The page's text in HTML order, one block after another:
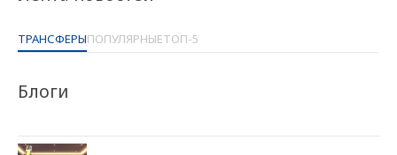
ТРАНСФЕРЫПОПУЛЯРНЫЕТОП-5
Блоги